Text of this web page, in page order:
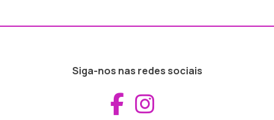
Siga-nos nas redes sociais
Aceder ao